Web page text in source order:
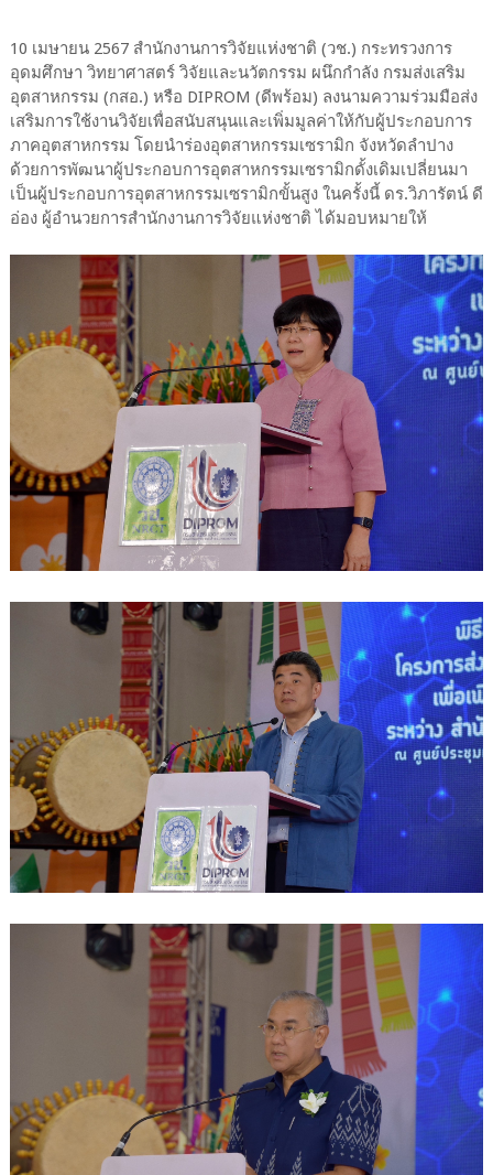
10 เมษายน 2567 สำนักงานการวิจัยแห่งชาติ (วช.) กระทรวงการ
อุดมศึกษา วิทยาศาสตร์ วิจัยและนวัตกรรม ผนึกกำลัง กรมส่งเสริม
อุตสาหกรรม (กสอ.) หรือ DIPROM (ดีพร้อม) ลงนามความร่วมมือส่ง
เสริมการใช้งานวิจัยเพื่อสนับสนุนและเพิ่มมูลค่าให้กับผู้ประกอบการ
ภาคอุตสาหกรรม โดยนำร่องอุตสาหกรรมเซรามิก จังหวัดลำปาง
ด้วยการพัฒนาผู้ประกอบการอุตสาหกรรมเซรามิกดั้งเดิมเปลี่ยนมา
เป็นผู้ประกอบการอุตสาหกรรมเซรามิกขั้นสูง ในครั้งนี้ ดร.วิภารัตน์ ดี
อ่อง ผู้อำนวยการสำนักงานการวิจัยแห่งชาติ ได้มอบหมายให้